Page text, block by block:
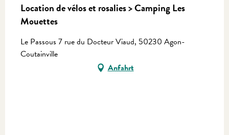
Location de vélos et rosalies > Camping Les
Mouettes
Le Passous 7 rue du Docteur Viaud, 50230 Agon-
Coutainville
Anfahrt